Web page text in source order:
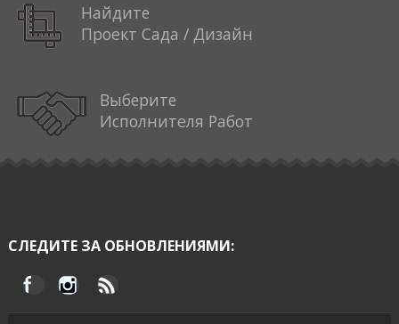
Найдите
Проект Сада / Дизайн
Выберите
Исполнителя Работ
СЛЕДИТЕ ЗА ОБНОВЛЕНИЯМИ: